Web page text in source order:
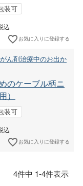
装可
込
お気に入りに登録する
ん剤治療中のお出か
のケーブル柄ニ
）
装可
込
お気に入りに登録する
4件中 1-4件表示